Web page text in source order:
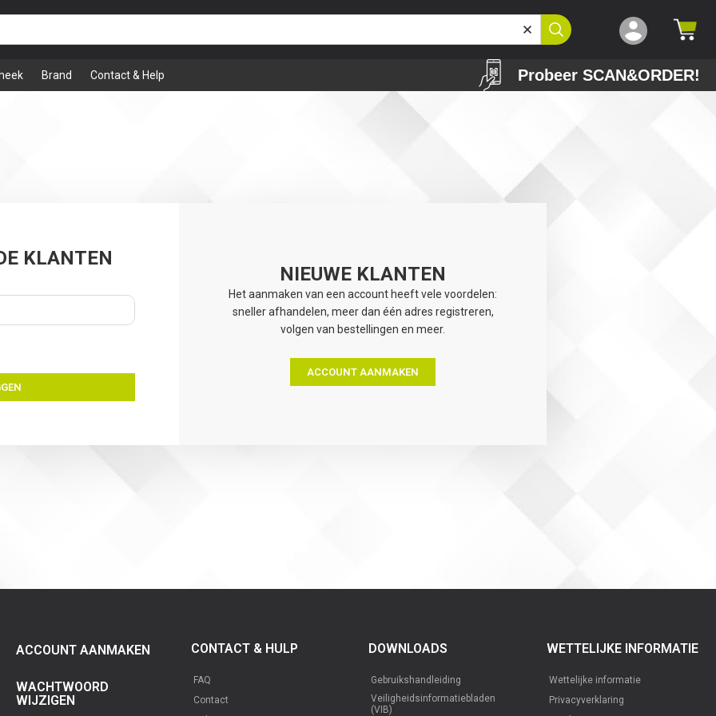
Brand Contact & Help Probeer SCAN&ORDER!
KLANTEN
NIEUWE KLANTEN
Het aanmaken van een account heeft vele voordelen:
sneller afhandelen, meer dan één adres registreren,
volgen van bestellingen en meer.
ACCOUNT AANMAKEN
ACCOUNT AANMAKEN
WACHTWOORD
WIJZIGEN
CONTACT & HULP
FAQ
Contact
DOWNLOADS
Gebruikshandleiding
Veiligheidsinformatiebladen
(VIB)
WETTELIJKE INFORMATIE
Wettelijke informatie
Privacyverklaring